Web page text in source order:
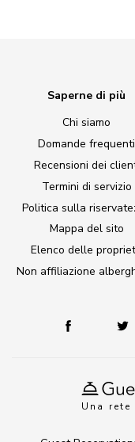
Una
Saperne di più
Chi siamo
Domande frequenti
Recensioni dei
Termini di servizio
Politica sulla
Mappa del sito
Elenco delle
Non affiliazione